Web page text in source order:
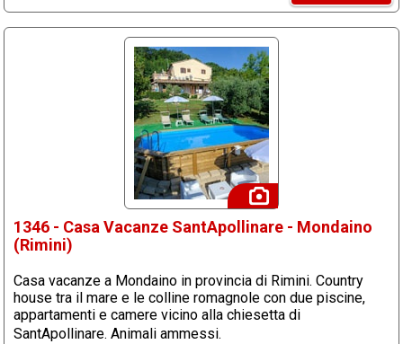
1346 - Casa Vacanze SantApollinare - Mondaino
(Rimini)
Casa vacanze a Mondaino in provincia di Rimini. Country
house tra il mare e le colline romagnole con due piscine,
appartamenti e camere vicino alla chiesetta di
SantApollinare. Animali ammessi.